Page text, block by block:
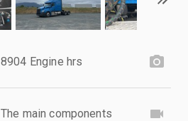
8904 Engine hrs
The main components